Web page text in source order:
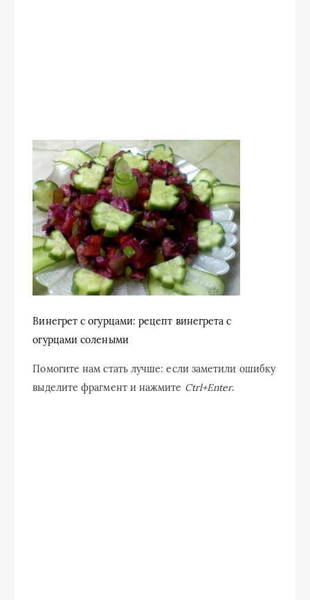
Винегрет с огурцами: рецепт винегрета с
огурцами солеными
Помогите нам стать лучше: если заметили ошибку
выделите фрагмент и нажмите Ctrl+Enter.